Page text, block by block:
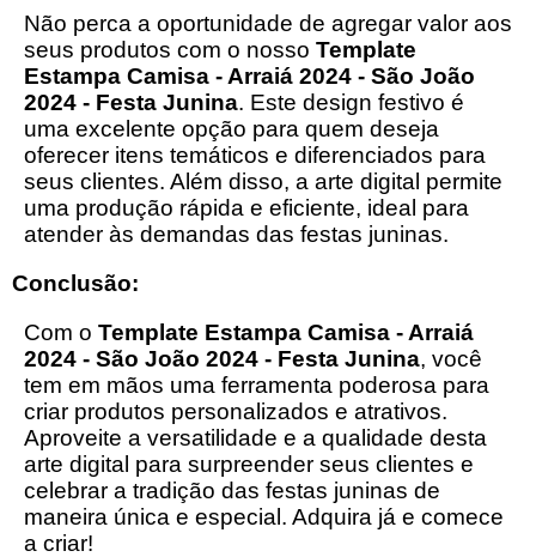
Não perca a oportunidade de agregar valor aos
seus produtos com o nosso Template
Estampa Camisa - Arraiá 2024 - São João
2024 - Festa Junina. Este design festivo é
uma excelente opção para quem deseja
oferecer itens temáticos e diferenciados para
seus clientes. Além disso, a arte digital permite
uma produção rápida e eficiente, ideal para
atender às demandas das festas juninas.
Conclusão:
Com o Template Estampa Camisa - Arraiá
2024 - São João 2024 - Festa Junina, você
tem em mãos uma ferramenta poderosa para
criar produtos personalizados e atrativos.
Aproveite a versatilidade e a qualidade desta
arte digital para surpreender seus clientes e
celebrar a tradição das festas juninas de
maneira única e especial. Adquira já e comece
a criar!